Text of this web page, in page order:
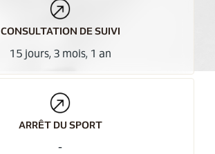
CONSULTATION DE SUIVI
15 jours, 3 mois, 1 an
ARRÊT DU SPORT
-